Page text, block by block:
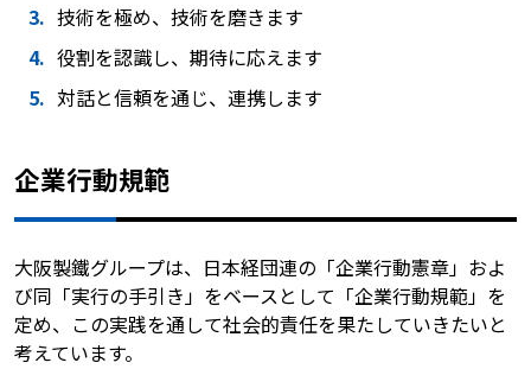
技術を極め、技術を磨きます
役割を認識し、期待に応えます
対話と信頼を通じ、連携します
企業行動規範
大阪製鐵グループは、日本経団連の「企業行動憲章」およ
び同「実行の手引き」をベースとして「企業行動規範」を
定め、この実践を通して社会的責任を果たしていきたいと
考えています。